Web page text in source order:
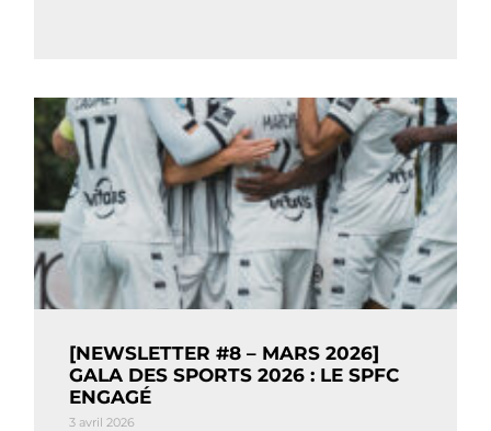
[NEWSLETTER #8 – MARS 2026]
GALA DES SPORTS 2026 : LE SPFC
ENGAGÉ
3 avril 2026